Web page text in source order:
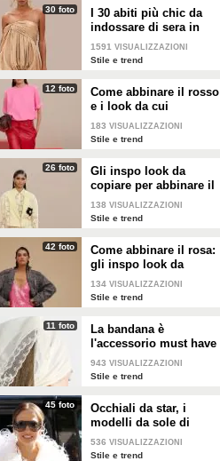
30 foto
I 30 abiti più chic da
indossare di sera in
estate
1591 VISUALIZZAZIONI
Stile e trend
12 foto
Come abbinare il rosso
e i look da cui
prendere ispirazione
183 VISUALIZZAZIONI
Stile e trend
26 foto
Gli inspo look da
copiare per abbinare il
giallo
138 VISUALIZZAZIONI
Stile e trend
42 foto
Come abbinare il rosa:
gli inspo look da
copiare
134 VISUALIZZAZIONI
Stile e trend
11 foto
La bandana è
l'accessorio must have
dell'estate 2026: i
modelli di tendenza
943 VISUALIZZAZIONI
Stile e trend
45 foto
Occhiali da star, i
modelli da sole di
tendenza per l'estate
2026
536 VISUALIZZAZIONI
Stile e trend